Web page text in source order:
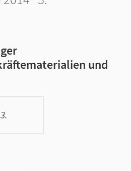
und